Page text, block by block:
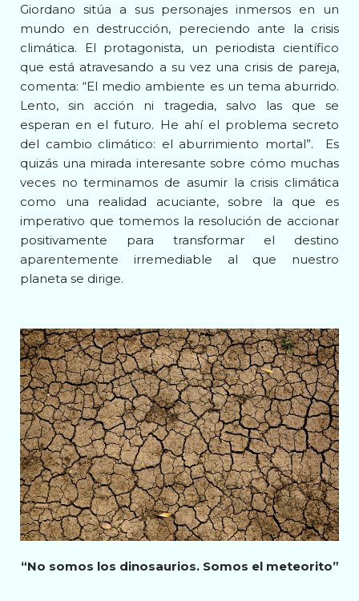
Giordano sitúa a sus personajes inmersos en un
mundo en destrucción, pereciendo ante la crisis
climática. El protagonista, un periodista científico
que está atravesando a su vez una crisis de pareja,
comenta:“El medio ambiente es un tema aburrido.
Lento, sin acción ni tragedia, salvo las que se
esperan en el futuro. He ahí el problema secreto
del cambio climático: el aburrimiento mortal”. Es
quizás una mirada interesante sobre cómo muchas
veces no terminamos de asumir la crisis climática
como una realidad acuciante, sobre la que es
imperativo que tomemos la resolución de accionar
positivamente para transformar el destino
aparentemente irremediable al que nuestro
planeta se dirige.
“No somos los dinosaurios. Somos el meteorito”